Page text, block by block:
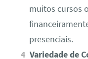
muitos cursos
presenciais.
Variedade de